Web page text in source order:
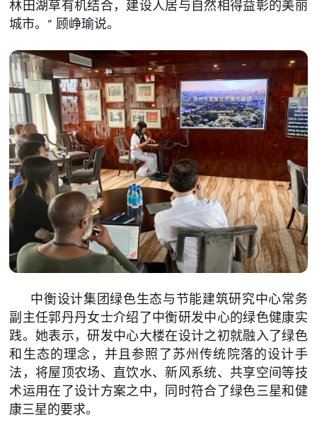
林田湖草有机结合，建设人居与自然相得益彰的美丽
城市。” 顾峥瑜说。
中衡设计集团绿色生态与节能建筑研究中心常务
副主任郭丹丹女士介绍了中衡研发中心的绿色健康实
践。她表示，研发中心大楼在设计之初就融入了绿色
和生态的理念，并且参照了苏州传统院落的设计手
法，将屋顶农场、直饮水、新风系统、共享空间等技
术运用在了设计方案之中，同时符合了绿色三星和健
康三星的要求。